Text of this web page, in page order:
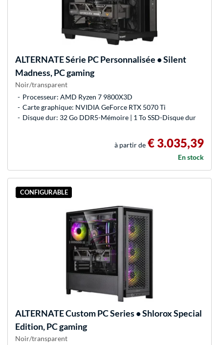
ALTERNATESérie PC Personnalisée • Silent
Madness, PC gaming
Noir/transparent
Processeur: AMD Ryzen 7 9800X3D
Carte graphique: NVIDIA GeForce RTX 5070 Ti
Disque dur: 32 Go DDR5-Mémoire | 1 To SSD-Disque dur
à partir de € 3.035,39
En stock
CONFIGURABLE
ALTERNATECustom PC Series • Shlorox Special
Edition, PC gaming
Noir/transparent